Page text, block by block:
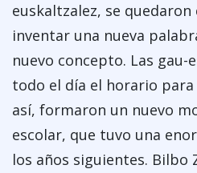
euskaltzalez, se quedaron
inventar una nueva
nuevo concepto. Las gau-
todo el día el horario
así, formaron un nuevo
escolar, que tuvo una
los años siguientes. Bilbo